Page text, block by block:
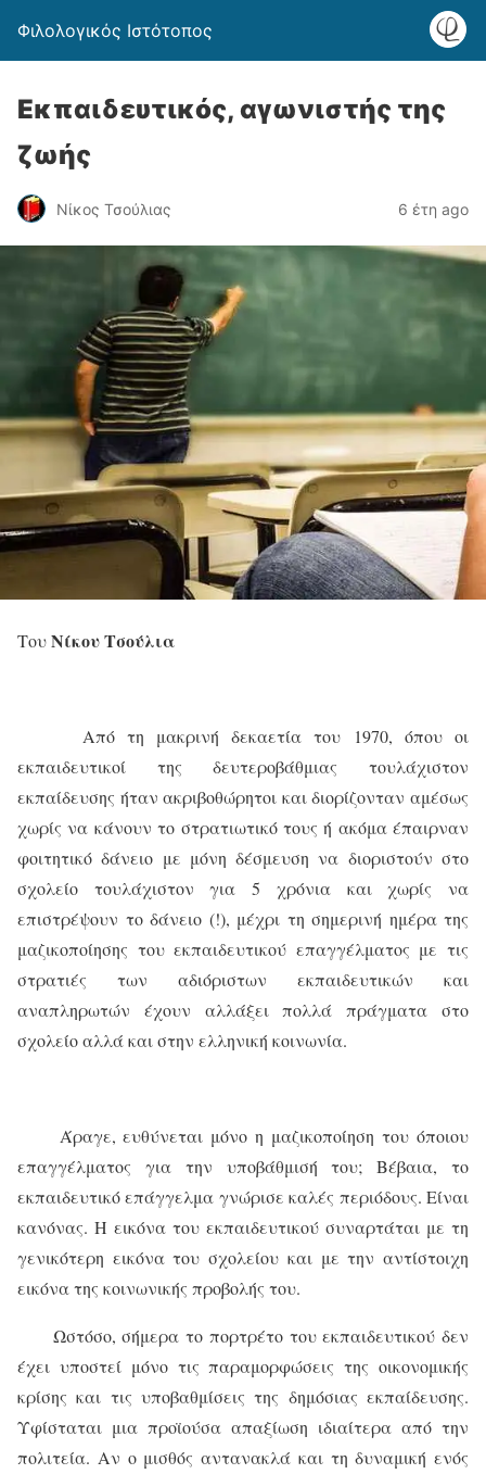
Φιλολογικός Ιστότοπος
Εκπαιδευτικός, αγωνιστής της
ζωής
Νίκος Τσούλιας 6 έτη ago
ΤουΝίκου Τσούλια
Από τη μακρινή δεκαετία του 1970, όπου οι
εκπαιδευτικοί της δευτεροβάθμιας τουλάχιστον
εκπαίδευσης ήταν ακριβοθώρητοι και διορίζονταν αμέσως
χωρίς να κάνουν το στρατιωτικό τους ή ακόμα έπαιρναν
φοιτητικό δάνειο με μόνη δέσμευση να διοριστούν στο
σχολείο τουλάχιστον για 5 χρόνια και χωρίς να
επιστρέψουν το δάνειο (!), μέχρι τη σημερινή ημέρα της
μαζικοποίησης του εκπαιδευτικού επαγγέλματος με τις
στρατιές των αδιόριστων εκπαιδευτικών και
αναπληρωτών έχουν αλλάξει πολλά πράγματα στο
σχολείο αλλά και στην ελληνική κοινωνία.
Άραγε, ευθύνεται μόνο η μαζικοποίηση του όποιου
επαγγέλματος για την υποβάθμισή του; Βέβαια, το
εκπαιδευτικό επάγγελμα γνώρισε καλές περιόδους. Είναι
κανόνας. Η εικόνα του εκπαιδευτικού συναρτάται με τη
γενικότερη εικόνα του σχολείου και με την αντίστοιχη
εικόνα της κοινωνικής προβολής του.
Ωστόσο, σήμερα το πορτρέτο του εκπαιδευτικού δεν
έχει υποστεί μόνο τις παραμορφώσεις της οικονομικής
κρίσης και τις υποβαθμίσεις της δημόσιας εκπαίδευσης.
Υφίσταται μια προϊούσα απαξίωση ιδιαίτερα από την
πολιτεία. Αν ο μισθός αντανακλά και τη δυναμική ενός